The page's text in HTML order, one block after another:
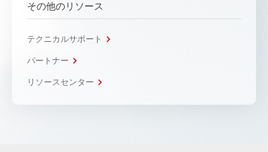
その他のリソース
テクニカルサポート
パートナー
リソースセンター